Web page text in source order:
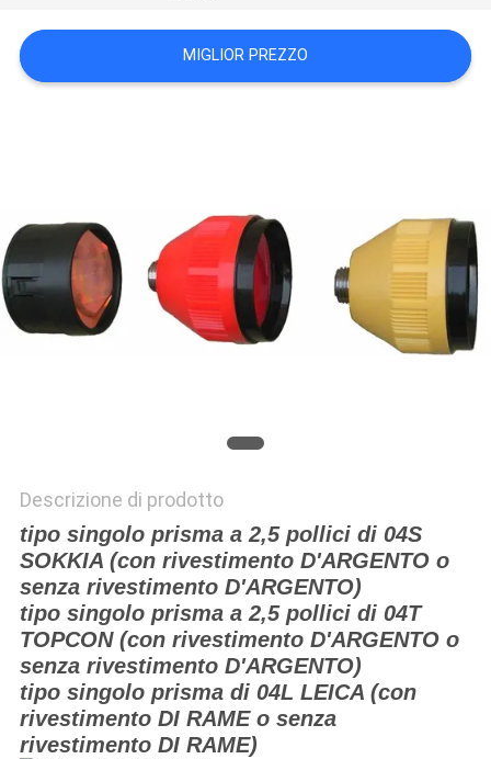
CASI
PRIVACY
POLICY
MIGLIOR PREZZO
Descrizione di prodotto
tipo singolo prisma a 2,5 pollici di 04S
SOKKIA (con rivestimento D'ARGENTO o
senza rivestimento D'ARGENTO)
tipo singolo prisma a 2,5 pollici di 04T
TOPCON (con rivestimento D'ARGENTO o
senza rivestimento D'ARGENTO)
tipo singolo prisma di 04L LEICA (con
rivestimento DI RAME o senza
rivestimento DI RAME)